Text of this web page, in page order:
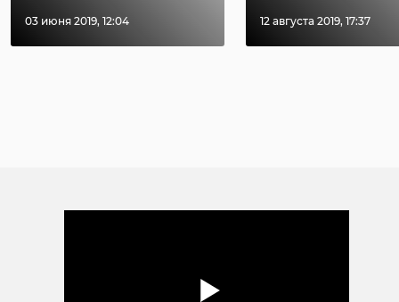
03 июня 2019, 12:04 12 августа 2019, 17:37